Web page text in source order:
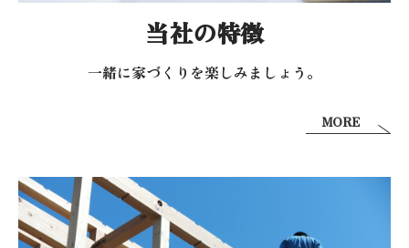
当社の特徴
一緒に家づくりを楽しみましょう。
MORE